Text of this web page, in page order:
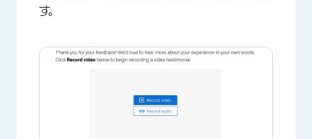
す。